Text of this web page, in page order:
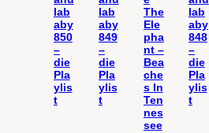
lab
aby
850
–
die
Pla
ylis
t
lab
aby
849
–
die
Pla
ylis
t
The
Ele
pha
nt –
Bea
che
s In
Ten
nes
see
lab
aby
848
–
die
Pla
ylis
t